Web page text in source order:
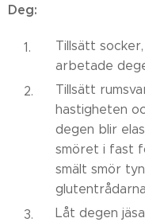
Deg:
Tillsätt
arbetade
Tillsätt
hastigheten
degen blir
smöret i fast
smält smör
Låt degen